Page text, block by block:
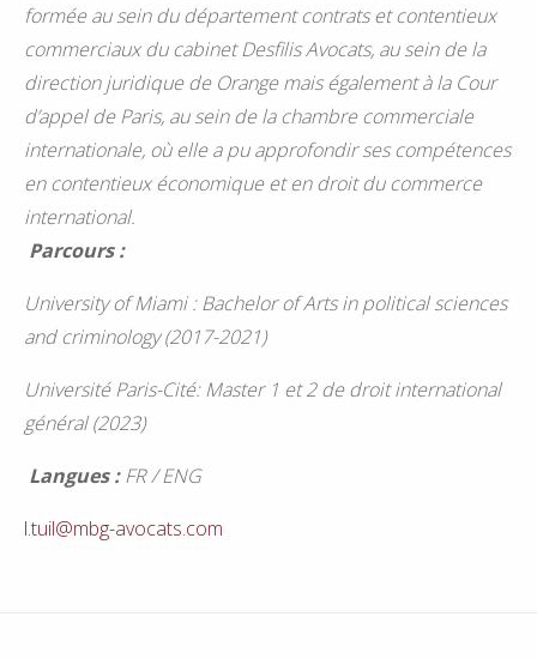
formée au sein du département contrats et contentieux
commerciaux du cabinet Desfilis Avocats, au sein de la
direction juridique de Orange mais également à la Cour
d’appel de Paris, au sein de la chambre commerciale
internationale, où elle a pu approfondir ses compétences
en contentieux économique et en droit du commerce
international.
Parcours :
University of Miami : Bachelor of Arts in political sciences
and criminology (2017-2021)
Université Paris-Cité: Master 1 et 2 de droit international
général (2023)
Langues :FR / ENG
l.tuil@mbg-avocats.com